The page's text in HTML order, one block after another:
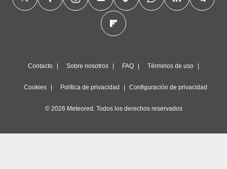
Contacto Sobre nosotros FAQ Términos de uso
Cookies Política de privacidad Configuración de privacidad
© 2026 Meteored. Todos los derechos reservados